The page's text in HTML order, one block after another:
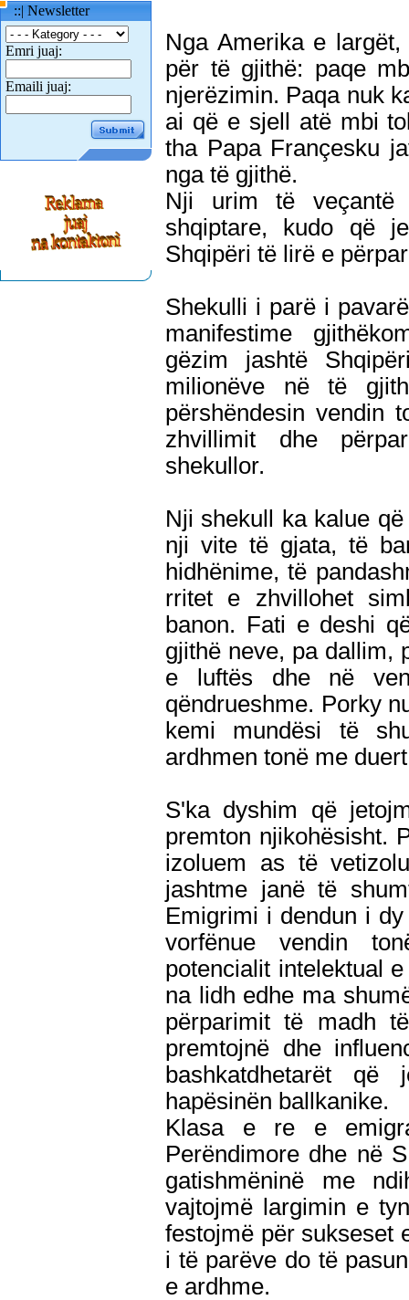
::| Newsletter
Emri juaj:
Emaili juaj:
Nga Amerika e
për të gjithë: paqe
njerëzimin. Paqa nuk
ai që e sjell atë mbi
tha Papa Françesku
nga të gjithë.
Nji urim të veçantë
shqiptare, kudo që
Shqipëri të lirë e
Shekulli i parë i
manifestime
gëzim jashtë
milionëve në të
përshëndesin vendin
zhvillimit dhe
shekullor.
Nji shekull ka kalue
nji vite të gjata, të
hidhënime, të
rritet e zhvillohet
banon. Fati e deshi
gjithë neve, pa dallim,
e luftës dhe në
qëndrueshme. Porky
kemi mundësi të
ardhmen tonë me
S'ka dyshim që
premton njikohësisht.
izoluem as të
jashtme janë të
Emigrimi i dendun i
vorfënue vendin
potencialit intelektual
na lidh edhe ma
përparimit të madh
premtojnë dhe
bashkatdhetarët
hapësinën ballkanike.
Klasa e re e
Perëndimore dhe në
gatishmëninë me
vajtojmë largimin e
festojmë për sukseset
i të parëve do të
e ardhme.